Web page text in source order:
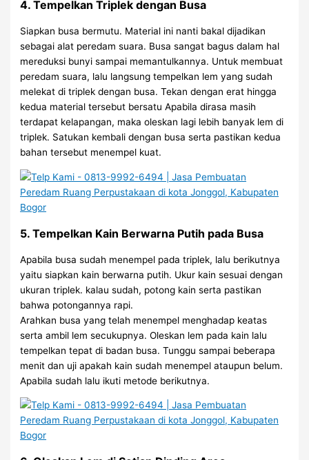
4. Tempelkan Triplek dengan Busa
Siapkan busa bermutu. Material ini nanti bakal dijadikan
sebagai alat peredam suara. Busa sangat bagus dalam hal
mereduksi bunyi sampai memantulkannya. Untuk membuat
peredam suara, lalu langsung tempelkan lem yang sudah
melekat di triplek dengan busa. Tekan dengan erat hingga
kedua material tersebut bersatu Apabila dirasa masih
terdapat kelapangan, maka oleskan lagi lebih banyak lem di
triplek. Satukan kembali dengan busa serta pastikan kedua
bahan tersebut menempel kuat.
5. Tempelkan Kain Berwarna Putih pada Busa
Apabila busa sudah menempel pada triplek, lalu berikutnya
yaitu siapkan kain berwarna putih. Ukur kain sesuai dengan
ukuran triplek. kalau sudah, potong kain serta pastikan
bahwa potongannya rapi.
Arahkan busa yang telah menempel menghadap keatas
serta ambil lem secukupnya. Oleskan lem pada kain lalu
tempelkan tepat di badan busa. Tunggu sampai beberapa
menit dan uji apakah kain sudah menempel ataupun belum.
Apabila sudah lalu ikuti metode berikutnya.